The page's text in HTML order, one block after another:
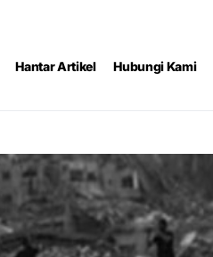
Hantar Artikel Hubungi Kami